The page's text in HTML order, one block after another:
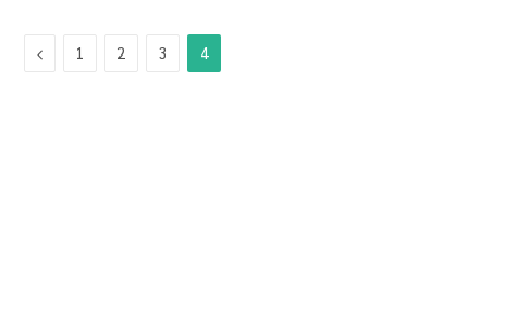
Previous
1 2 3 4